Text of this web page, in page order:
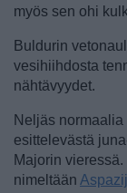
myös sen ohi
Buldurin
vesihiihdosta
nähtävyydet.
Neljäs
esittelevästä
Majorin vieressä.
nimeltään